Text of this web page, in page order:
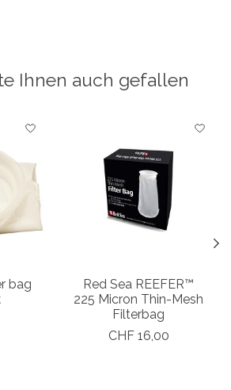
Ihnen auch gefallen
bag
Red Sea REEFER™
225 Micron Thin-Mesh
Filterbag
CHF 16,00